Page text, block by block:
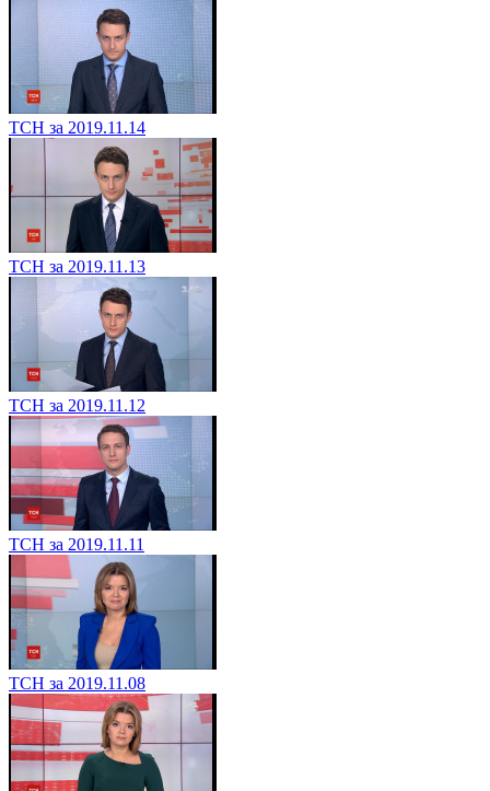
ТСН за 2019.11.14
ТСН за 2019.11.13
ТСН за 2019.11.12
ТСН за 2019.11.11
ТСН за 2019.11.08